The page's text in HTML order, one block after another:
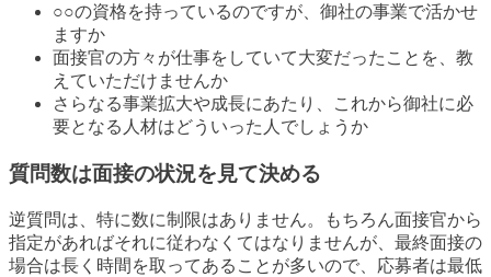
○○の資格を持っているのですが、御社の事業で活かせ
ますか
面接官の方々が仕事をしていて大変だったことを、教
えていただけませんか
さらなる事業拡大や成長にあたり、これから御社に必
要となる人材はどういった人でしょうか
質問数は面接の状況を見て決める
逆質問は、特に数に制限はありません。もちろん面接官から
指定があればそれに従わなくてはなりませんが、最終面接の
場合は長く時間を取ってあることが多いので、応募者は最低